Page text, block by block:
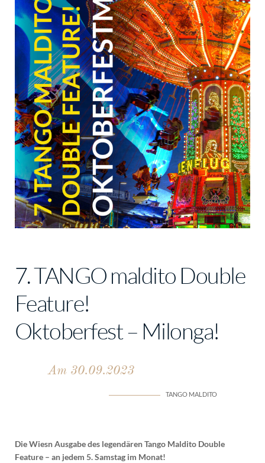
7. TANGO maldito Double
Feature!
Oktoberfest – Milonga!
Am 30.09.2023
TANGO MALDITO
Die Wiesn Ausgabe des legendären Tango Maldito Double
Feature – an jedem 5. Samstag im Monat!